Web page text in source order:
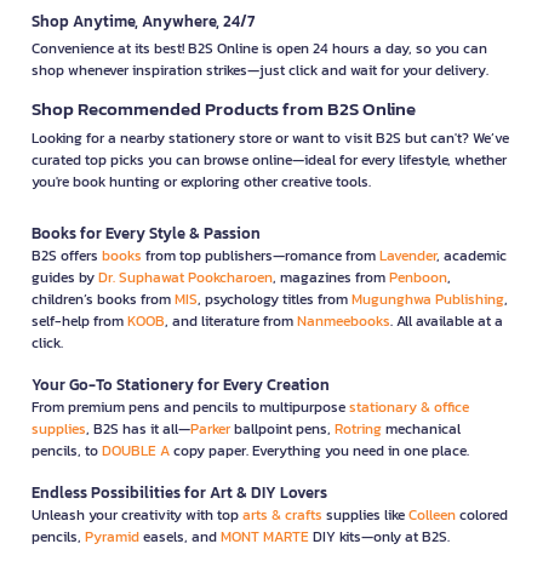
Shop Anytime, Anywhere, 24/7
Convenience at its best! B2S Online is open 24 hours a day, so you can
shop whenever inspiration strikes—just click and wait for your delivery.
Shop Recommended Products from B2S Online
Looking for a nearby stationery store or want to visit B2S but can't? We’ve
curated top picks you can browse online—ideal for every lifestyle, whether
you're book hunting or exploring other creative tools.
Books for Every Style & Passion
B2S offers books from top publishers—romance fromLavender, academic
guides byDr. Suphawat Pookcharoen, magazines fromPenboon,
children’s books fromMIS, psychology titles fromMugunghwa Publishing,
self-help fromKOOB, and literature fromNanmeebooks. All available at a
click.
Your Go-To Stationery for Every Creation
From premium pens and pencils to multipurposestationary & office
supplies, B2S has it all—Parkerballpoint pens, Rotringmechanical
pencils, toDOUBLE Acopy paper. Everything you need in one place.
Endless Possibilities for Art & DIY Lovers
Unleash your creativity with toparts & crafts supplies likeColleencolored
pencils, Pyramideasels, andMONT MARTEDIY kits—only at B2S.